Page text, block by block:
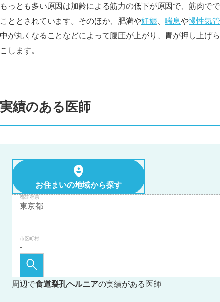
もっとも多い原因は加齢による筋力の低下が原因で、筋肉で
こととされています。そのほか、肥満や妊娠、 喘息や慢性気
中が丸くなることなどによって腹圧が上がり、胃が押し上げ
こします。
実績のある医師
お住まいの地域から探す
都道府県
市区町村
周辺で食道裂孔ヘルニアの実績がある医師